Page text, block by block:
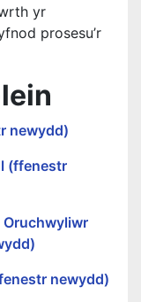
yr
prosesu’r
newydd)
(ffenestr
Oruchwyliwr
newydd)